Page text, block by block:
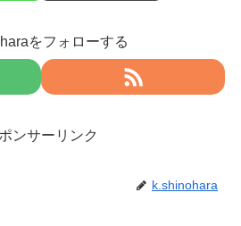
をフォローする
ンサーリンク
k.shinohara